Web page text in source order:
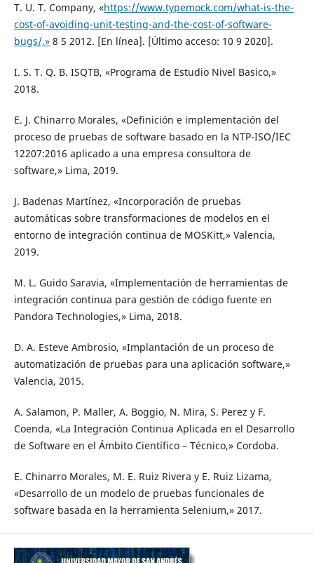
T. U. T. Company, «https://www.typemock.com/what-is-the-
cost-of-avoiding-unit-testing-and-the-cost-of-software-
bugs/,»8 5 2012. [En línea]. [Último acceso: 10 9 2020].
I. S. T. Q. B. ISQTB, «Programa de Estudio Nivel Basico,»
2018.
E. J. Chinarro Morales, «Definición e implementación del
proceso de pruebas de software basado en la NTP-ISO/IEC
12207:2016 aplicado a una empresa consultora de
software,» Lima, 2019.
J. Badenas Martínez, «Incorporación de pruebas
automáticas sobre transformaciones de modelos en el
entorno de integración continua de MOSKitt,» Valencia,
2019.
M. L. Guido Saravia, «Implementación de herramientas de
integración continua para gestión de código fuente en
Pandora Technologies,» Lima, 2018.
D. A. Esteve Ambrosio, «Implantación de un proceso de
automatización de pruebas para una aplicación software,»
Valencia, 2015.
A. Salamon, P. Maller, A. Boggio, N. Mira, S. Perez y F.
Coenda, «La Integración Continua Aplicada en el Desarrollo
de Software en el Ámbito Científico – Técnico,» Cordoba.
E. Chinarro Morales, M. E. Ruiz Rivera y E. Ruiz Lizama,
«Desarrollo de un modelo de pruebas funcionales de
software basada en la herramienta Selenium,» 2017.